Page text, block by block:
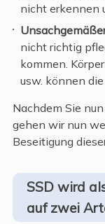
nicht erkennen
nicht richtig
kommen.
usw. können
Nachdem Sie
gehen wir nun
Beseitigung
SSD wird
auf zwei